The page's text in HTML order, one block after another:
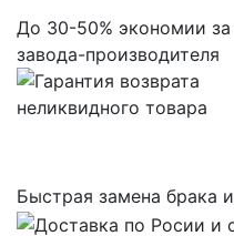
До 30-50% экономии
завода-производителя
Быстрая замена брака